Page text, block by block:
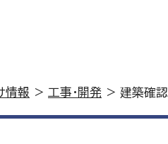
情報 > 工事・開発 > 建築確認